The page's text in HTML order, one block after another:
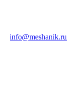
info@meshanik.ru